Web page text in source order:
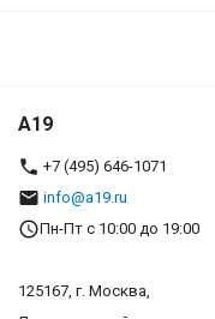
A19
+7 (495) 646-1071
info@a19.ru
Пн-Пт с 10:00 до 19:00
125167, г. Москва,